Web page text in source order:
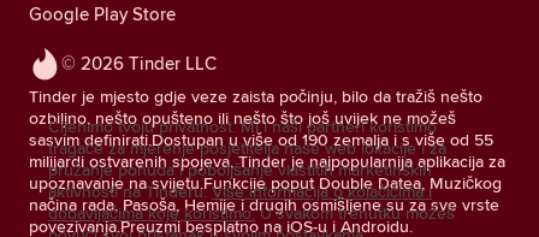
© 2026 Tinder LLC
Tinder je mjesto gdje veze zaista počinju, bilo da tražiš nešto
ozbiljno, nešto opušteno ili nešto što još uvijek ne možeš
sasvim definirati.Dostupan u više od 190 zemalja i s više od 55
milijardi ostvarenih spojeva, Tinder je najpopularnija aplikacija za
upoznavanje na svijetu.Funkcije poput Double Datea, Muzičkog
načina rada, Pasoša, Hemije i drugih osmišljene su za sve vrste
povezivanja.Preuzmi besplatno na iOS-u i Androidu.
Google Play Store
Cijenimo tvoju privatnost. Mi i naši partneri koristimo
tragače za mjerenje posjetitelja naše web lokacije i za
pružanje ponuda i poboljšanje vlastitih marketinških
aktivnosti na Tinderu. Više informacija o kolačićima i
dobavljačima koje koristimo. U svakom trenutku možeš